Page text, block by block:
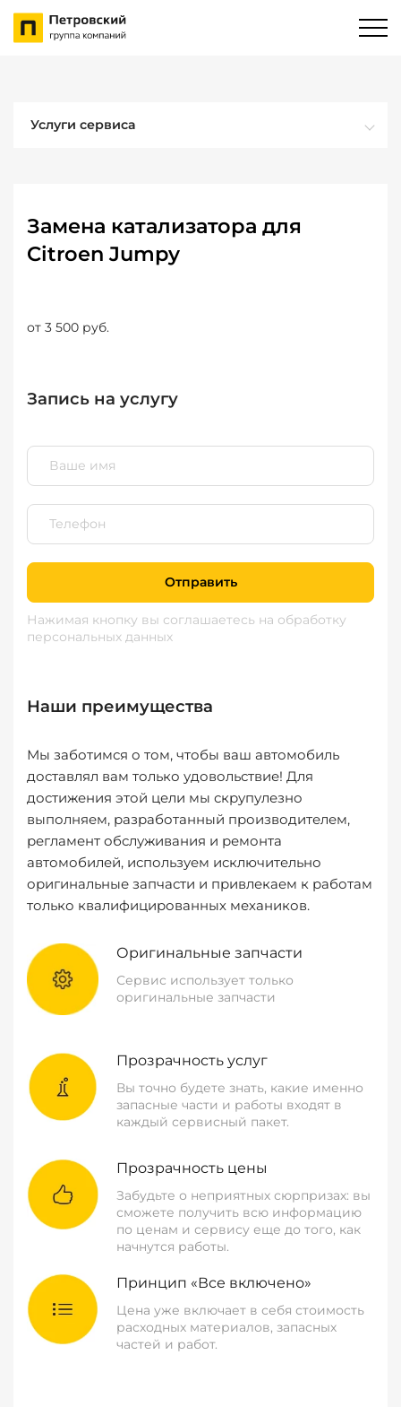
Услуги сервиса
Замена катализатора для
Citroen Jumpy
от 3 500 руб.
Запись на услугу
Отправить
Нажимая кнопку вы соглашаетесь на обработку
персональных данных
Наши преимущества
Мы заботимся о том, чтобы ваш автомобиль
доставлял вам только удовольствие! Для
достижения этой цели мы скрупулезно
выполняем, разработанный производителем,
регламент обслуживания и ремонта
автомобилей, используем исключительно
оригинальные запчасти и привлекаем к работам
только квалифицированных механиков.
Оригинальные запчасти
Сервис использует только
оригинальные запчасти
Прозрачность услуг
Вы точно будете знать, какие именно
запасные части и работы входят в
каждый сервисный пакет.
Прозрачность цены
Забудьте о неприятных сюрпризах: вы
сможете получить всю информацию
по ценам и сервису еще до того, как
начнутся работы.
Принцип «Все включено»
Цена уже включает в себя стоимость
расходных материалов, запасных
частей и работ.